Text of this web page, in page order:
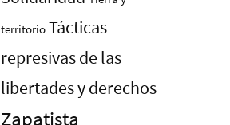
territorio Tácticas
represivas de las
libertades y derechos
Zapatista